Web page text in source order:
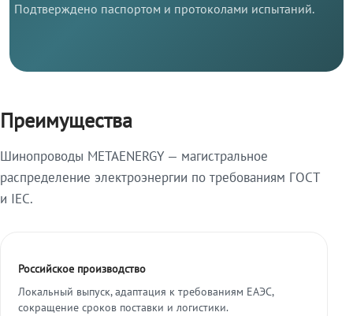
Подтверждено паспортом и протоколами испытаний.
Преимущества
Шинопроводы METAENERGY — магистральное
распределение электроэнергии по требованиям ГОСТ
и IEC.
Российское производство
Локальный выпуск, адаптация к требованиям ЕАЭС,
сокращение сроков поставки и логистики.